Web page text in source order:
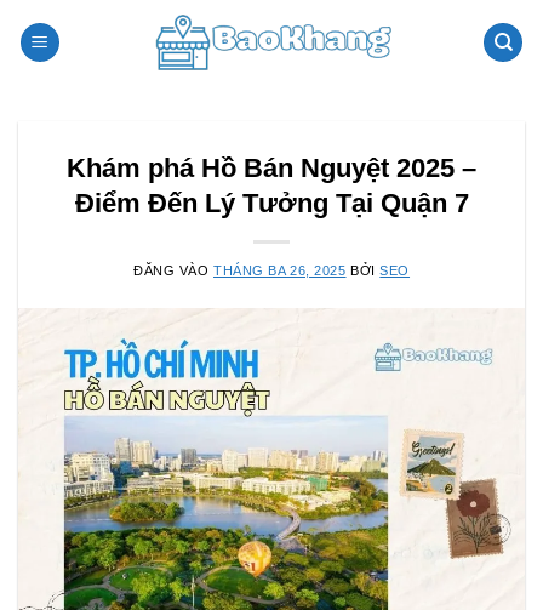
qua
Khám phá Hồ Bán Nguyệt 2025 –
Điểm Đến Lý Tưởng Tại Quận 7
ĐĂNG VÀO THÁNG BA 26, 2025 BỞISEO